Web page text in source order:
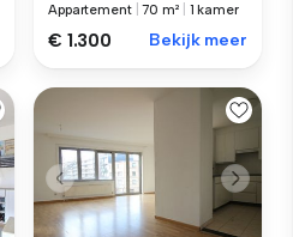
Appartement |70 m² 1 kamer
€ 1.300 Bekijk meer